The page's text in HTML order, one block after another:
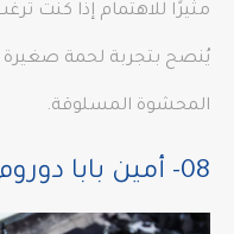
مثيرًا للاهتمام إذا كنت
يُنصح بتجربة لحمة صغيرة
المحشوة المسلوقة.
08- أمين بابا دوروم إيفي